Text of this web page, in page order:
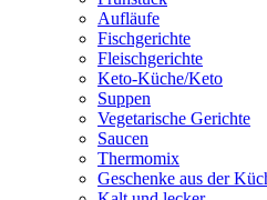
Aufläufe
Fischgerichte
Fleischgerichte
Keto-Küche/Keto
Suppen
Vegetarische Gerichte
Saucen
Thermomix
Geschenke aus der